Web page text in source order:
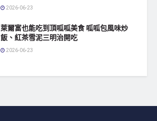
2026-06-23
萊爾富也能吃到頂呱呱美食 呱呱包風味炒
飯、紅茶雪泥三明治開吃
2026-06-23